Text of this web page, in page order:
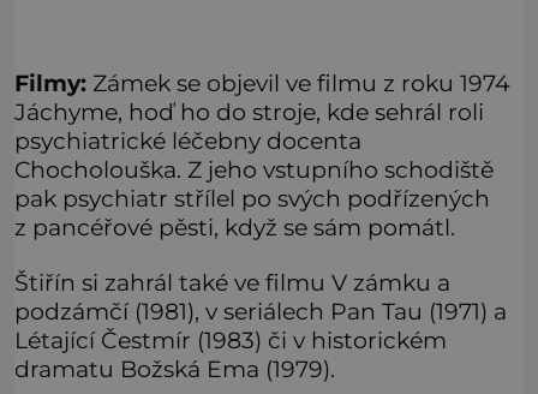
Filmy: Zámek se objevil ve filmu z roku 1974
Jáchyme, hoď ho do stroje, kde sehrál roli
psychiatrické léčebny docenta
Chocholouška. Z jeho vstupního schodiště
pak psychiatr střílel po svých podřízených
z pancéřové pěsti, když se sám pomátl.
Štiřín si zahrál také ve filmu V zámku a
podzámčí (1981), v seriálech Pan Tau (1971) a
Létající Čestmír (1983) či v historickém
dramatu Božská Ema (1979).